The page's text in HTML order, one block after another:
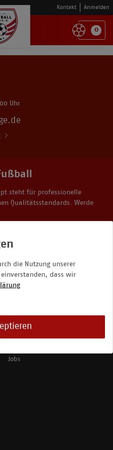
Kontakt Anmelden
0
Uhr
steht für professionelle
Qualitätsstandards. Werde
FUSSBALLFABRIK
Historie
Anderbrügge Sport Konzept
Jobs
die Nutzung unserer
einverstanden, dass wir